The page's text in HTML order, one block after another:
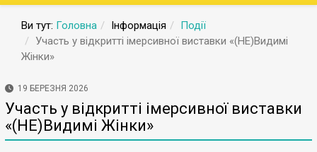
Ви тут: Головна Інформація
Події
Участь у відкритті імерсивної виставки «(НЕ)Видимі
Жінки»
19 БЕРЕЗНЯ 2026
Участь у відкритті імерсивної виставки
«(НЕ)Видимі Жінки»